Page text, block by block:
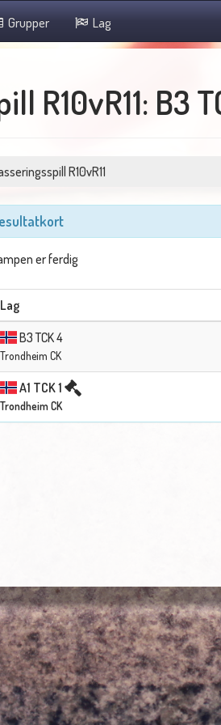
Grupper Lag
R10vR11: B3
R10vR11
er ferdig
Lag
B3 TCK 4
Trondheim CK
A1 TCK 1
Trondheim CK